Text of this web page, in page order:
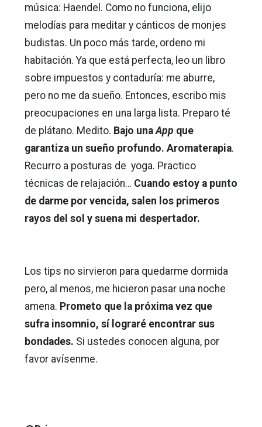
música: Haendel. Como no funciona, elijo
melodías para meditar y cánticos de monjes
budistas. Un poco más tarde, ordeno mi
habitación. Ya que está perfecta, leo un libro
sobre impuestos y contaduría: me aburre,
pero no me da sueño. Entonces, escribo mis
preocupaciones en una larga lista. Preparo té
de plátano. Medito. Bajo unaApp que
garantiza un sueño profundo. Aromaterapia.
Recurro a posturas de yoga. Practico
técnicas de relajación… Cuando estoy a punto
de darme por vencida, salen los primeros
rayos del sol y suena mi despertador.
Los tips no sirvieron para quedarme dormida
pero, al menos, me hicieron pasar una noche
amena. Prometo que la próxima vez que
sufra insomnio, sí lograré encontrar sus
bondades. Si ustedes conocen alguna, por
favor avísenme.